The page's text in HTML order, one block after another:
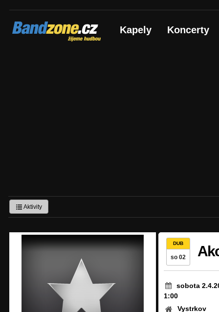
Bandzone.cz
žijeme hudbou Kapely Koncerty
Aktivity
DUB
so 02
sobota
1:00
Vystrkov